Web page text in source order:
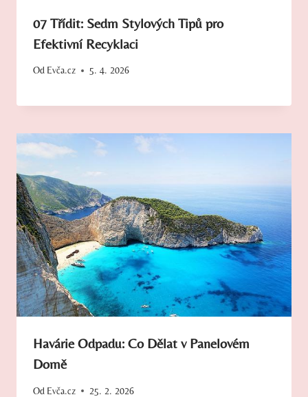
07 Třídit: Sedm Stylových Tipů pro
Efektivní Recyklaci
Od Evča.cz 5. 4. 2026
Havárie Odpadu: Co Dělat v Panelovém
Domě
Od Evča.cz 25. 2. 2026